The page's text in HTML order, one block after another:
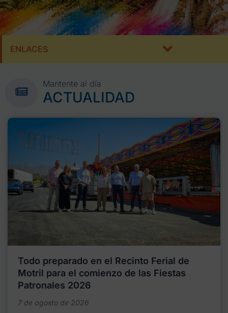
ENLACES
Mantente al día
ACTUALIDAD
Todo preparado en el Recinto Ferial de
Motril para el comienzo de las Fiestas
Patronales 2026
7 de agosto de 2026